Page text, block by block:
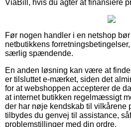
ViaBill, hvis du agter at finansiere
Før nogen handler i en netshop
netbutikkens
særlig spændende.
En anden løsning kan være at
er tilsluttet e-mærket, siden det
for at webshoppen accepterer de
at internet butikken regelmæssigt
der har nøje kendskab til vilkårene
tilbydes du genvej til assistance,
problemstillinger med din ordre.